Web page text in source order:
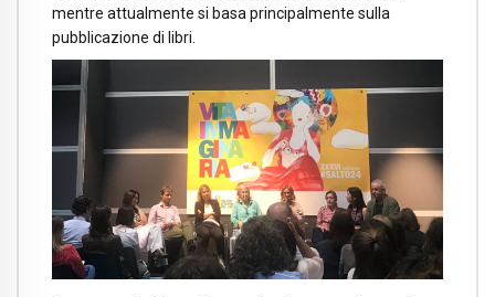
mentre attualmente si basa principalmente sulla
pubblicazione di libri.